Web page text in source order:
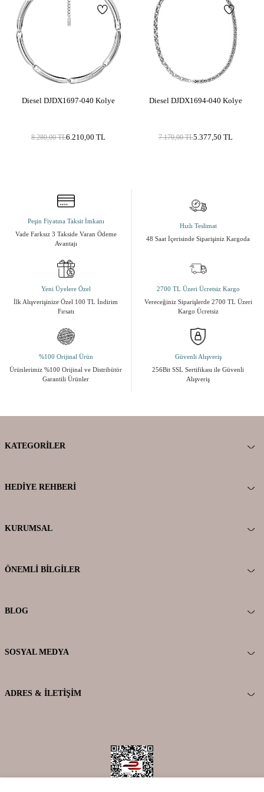
Metal Cinsi Paslanmaz Çelik, Doğal Taş
Kategori Bileklik
Modeli Erkek Takıları
Materyal Rengi Siyah , Metalik Gri
Diesel DJDX1697-040 Kolye
8.280,00TL6.210,00 TL
Diesel DJDX1694-040 Kolye
7.170,00TL5.377,50 TL
Peşin Fiyatına Taksit İmkanı
Vade Farksız 3 Takside Varan Ödeme
Avantajı
Hızlı Teslimat
48 Saat İçerisinde Siparişiniz Kargoda
Yeni Üyelere Özel
İlk Alışverişinize Özel 100 TL İndirim
Fırsatı
2700 TL Üzeri Ücretsiz Kargo
Vereceğiniz Siparişlerde 2700 TL Üzeri
Kargo Ücretsiz
%100 Orijinal Ürün
Ürünlerimiz %100 Orijinal ve Distribütör
Garantili Ürünler
Güvenli Alışveriş
256Bit SSL Sertifikası ile Güvenli
Alışveriş
KATEGORILER
HEDIYE REHBERI
KURUMSAL
ÖNEMLI BILGILER
BLOG
SOSYAL MEDYA
ADRES & İLETIŞIM